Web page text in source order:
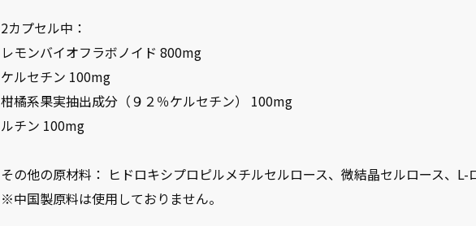
2カプセル中：
レモンバイオフラボノイド 800mg
ケルセチン 100mg
柑橘系果実抽出成分（９２％ケルセチン） 100mg
ルチン 100mg
その他の原材料： ヒドロキシプロピルメチルセルロース、微結晶セルロース、L-
※中国製原料は使用しておりません。